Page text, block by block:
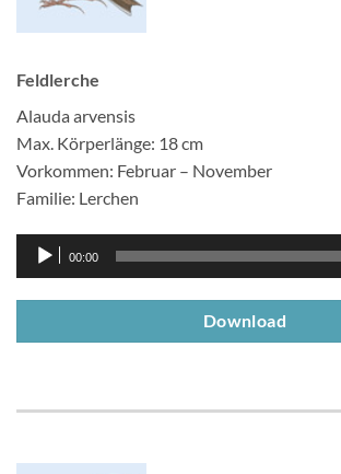
Feldlerche
Alauda arvensis
Max. Körperlänge: 18 cm
Vorkommen: Februar – November
Familie: Lerchen
Audio-
Player
00:00
Download